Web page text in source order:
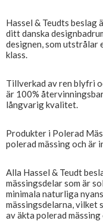
Hassel & Teudts beslag
ditt danska
designen, som utstrålar
klass.
Tillverkad av ren blyfri
är 100%
långvarig kvalitet.
Produkter i Polerad
polerad mässing och är
Alla Hassel & Teudt
mässingsdelar som är
minimala naturliga
mässingsdelarna,
av äkta polerad